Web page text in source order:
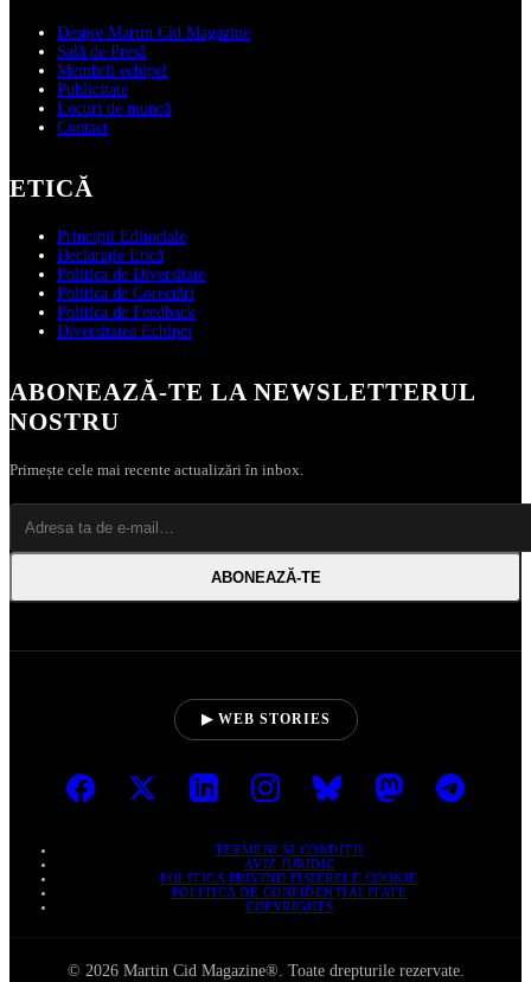
Despre Martin Cid Magazine
Sală de Presă
Membrii echipei
Publicitate
Locuri de muncă
Contact
ETICĂ
Principii Editoriale
Declarație Etică
Politica de Diversitate
Politica de Corectări
Politica de Feedback
Diversitatea Echipei
ABONEAZĂ‑TE LA NEWSLETTERUL
NOSTRU
Primește cele mai recente actualizări în inbox.
ABONEAZĂ‑TE
▶ WEB STORIES
TERMENI ȘI CONDIȚII
AVIZ JURIDIC
POLITICA PRIVIND FIȘIERELE COOKIE
POLITICA DE CONFIDENȚIALITATE
COPYRIGHTS
© 2026 Martin Cid Magazine®. Toate drepturile rezervate.